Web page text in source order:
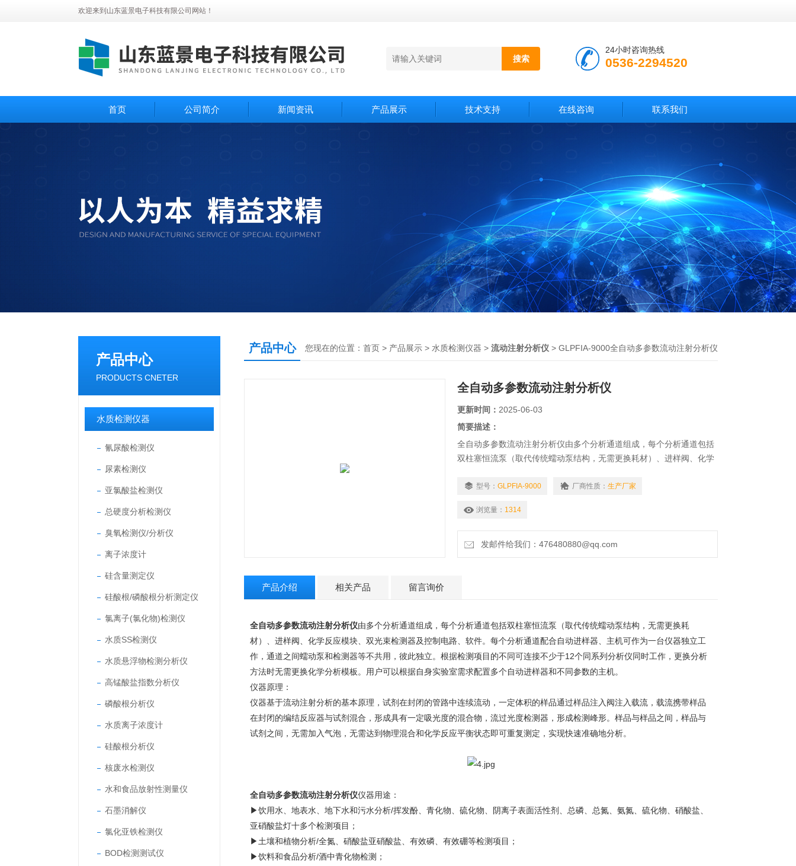
欢迎来到山东蓝景电子科技有限公司网站！
24小时咨询热线
0536-2294520
首页 公司简介 新闻资讯 产品展示 技术支持 在线咨询 联系我们
产品中心
PRODUCTS CNETER
水质检测仪器
氰尿酸检测仪
尿素检测仪
亚氯酸盐检测仪
总硬度分析检测仪
臭氧检测仪/分析仪
离子浓度计
硅含量测定仪
硅酸根/磷酸根分析测定仪
氯离子(氯化物)检测仪
水质SS检测仪
水质悬浮物检测分析仪
高锰酸盐指数分析仪
磷酸根分析仪
水质离子浓度计
硅酸根分析仪
核废水检测仪
水和食品放射性测量仪
石墨消解仪
氯化亚铁检测仪
BOD检测测试仪
产品中心 您现在的位置： 首页 > 产品展示 > 水质检测仪器 > 流动注射分析仪 > GLPFIA-9000全自动多参数流动注射分析仪
全自动多参数流动注射分析仪
更新时间： 2025-06-03
简要描述：
全自动多参数流动注射分析仪由多个分析通道组成，每个分析通道包括
双柱塞恒流泵（取代传统蠕动泵结构，无需更换耗材）、进样阀、化学
样器、主机可作为一台仪器独立工作，通道之间蠕动泵和检测器等不共
型号： GLPFIA-9000 厂商性质： 生产厂家
浏览量： 1314
发邮件给我们：476480880@qq.com
产品介绍 相关产品 留言询价
全自动多参数流动注射分析仪由多个分析通道组成，每个分析通道包括双柱塞恒流泵（取代传统蠕动泵结构，无需更换耗
材）、进样阀、化学反应模块、双光束检测器及控制电路、软件。每个分析通道配合自动进样器、主机可作为一台仪器独立工
作，通道之间蠕动泵和检测器等不共用，彼此独立。根据检测项目的不同可连接不少于12个同系列分析仪同时工作，更换分析
方法时无需更换化学分析模板。用户可以根据自身实验室需求配置多个自动进样器和不同参数的主机。
仪器原理：
仪器基于流动注射分析的基本原理，试剂在封闭的管路中连续流动，一定体积的样品通过样品注入阀注入载流，载流携带样品
在封闭的编结反应器与试剂混合，形成具有一定吸光度的混合物，流过光度检测器，形成检测峰形。样品与样品之间，样品与
试剂之间，无需加入气泡，无需达到物理混合和化学反应平衡状态即可重复测定，实现快速准确地分析。
全自动多参数流动注射分析仪仪器用途：
▶饮用水、地表水、地下水和污水分析/挥发酚、青化物、硫化物、阴离子表面活性剂、总磷、总氮、氨氮、硫化物、硝酸盐、
亚硝酸盐灯十多个检测项目；
▶土壤和植物分析/全氮、硝酸盐亚硝酸盐、有效磷、有效硼等检测项目；
▶饮料和食品分析/酒中青化物检测；